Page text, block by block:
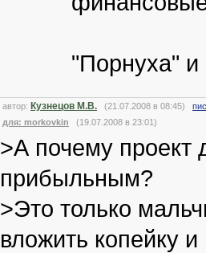
"Порнуха" и
автор: Кузнецов М.В. (21.07.2008 в 08:45)
для: morkovkin (19.07.2008 в 23:01)
>А почему проект
прибыльным?
>Это только
вложить копейку